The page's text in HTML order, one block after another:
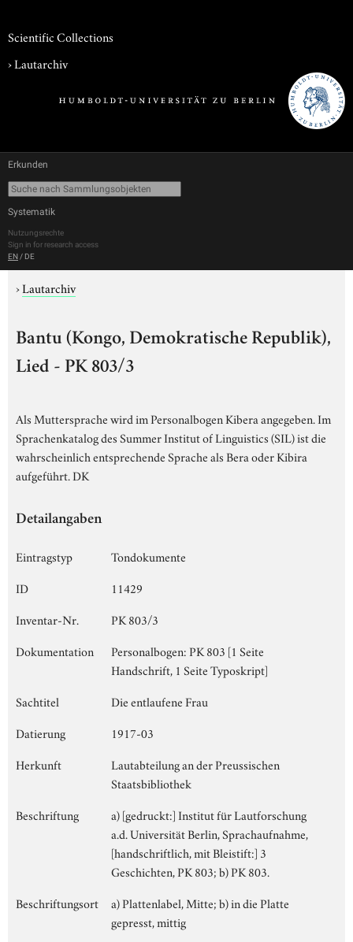
Scientific Collections
›Lautarchiv
Erkunden
Systematik
Nutzungsrechte
Sign in for research access
EN / DE
›Lautarchiv
Bantu (Kongo, Demokratische Republik),
Lied - PK 803/3
Als Muttersprache wird im Personalbogen Kibera angegeben. Im
Sprachenkatalog des Summer Institut of Linguistics (SIL) ist die
wahrscheinlich entsprechende Sprache als Bera oder Kibira
aufgeführt. DK
Detailangaben
Eintragstyp
Tondokumente
ID
11429
Inventar-Nr.
PK 803/3
Dokumentation
Personalbogen: PK 803 [1 Seite
Handschrift, 1 Seite Typoskript]
Sachtitel
Die entlaufene Frau
Datierung
1917-03
Herkunft
Lautabteilung an der Preussischen
Staatsbibliothek
Beschriftung
a) [gedruckt:] Institut für Lautforschung
a.d. Universität Berlin, Sprachaufnahme,
[handschriftlich, mit Bleistift:] 3
Geschichten, PK 803; b) PK 803.
Beschriftungsort
a) Plattenlabel, Mitte; b) in die Platte
gepresst, mittig